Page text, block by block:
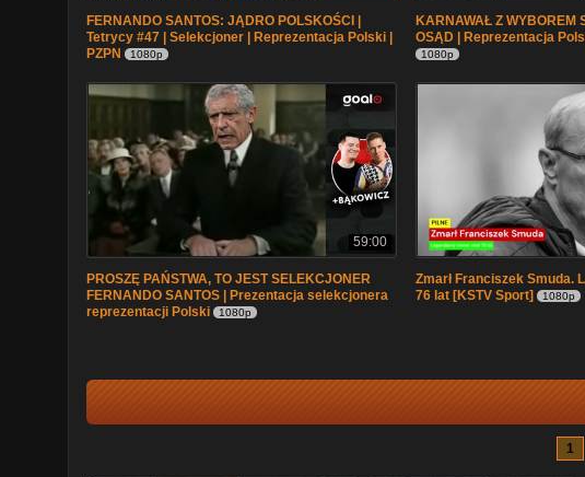
FERNANDO SANTOS: JĄDRO POLSKOŚCI |
Tetrycy #47 | Selekcjoner | Reprezentacja Polski |
PZPN
1080p
KARNAWAŁ Z WYBOREM
OSĄD | Reprezentacja
1080p
59:00
PROSZĘ PAŃSTWA, TO JEST SELEKCJONER
FERNANDO SANTOS | Prezentacja selekcjonera
reprezentacji Polski
1080p
Zmarł Franciszek Smuda.
76 lat [KSTV Sport]
1080p
1